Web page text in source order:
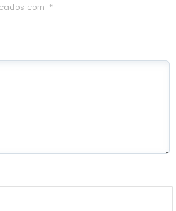
com *